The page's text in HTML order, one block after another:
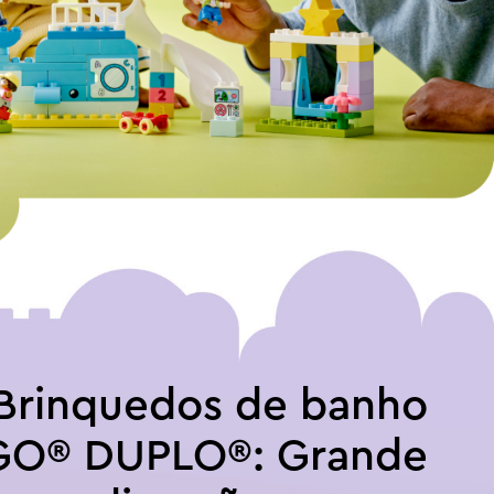
de banho
DUPLO®: Grande